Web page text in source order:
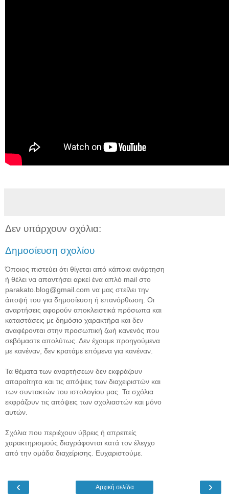
Δεν υπάρχουν σχόλια:
Δημοσίευση σχολίου
Όποιος πιστεύει ότι θίγεται από κάποια ανάρτηση
ή θέλει να απαντήσει αρκεί ένα απλό mail στο
parakato.blog@gmail.com να μας στείλει την
άποψή του για δημοσίευση ή επανόρθωση. Οι
αναρτήσεις αφορούν αποκλειστικά πρόσωπα και
καταστάσεις με δημόσιο χαρακτήρα και δεν
αναφέρονται στην προσωπική ζωή κανενός που
σεβόμαστε απολύτως. Δεν έχουμε προηγούμενα
με κανέναν, δεν κρατάμε επόμενα για κανέναν.
Τα θέματα των αναρτήσεων δεν εκφράζουν
απαραίτητα και τις απόψεις των διαχειριστών και
των συντακτών του ιστολογίου μας. Τα σχόλια
εκφράζουν τις απόψεις των σχολιαστών και μόνο
αυτών.
Σχόλια που περιέχουν ύβρεις ή απρεπείς
χαρακτηρισμούς διαγράφονται κατά τον έλεγχο
από την ομάδα διαχείρισης. Ευχαριστούμε.
‹ ›
Αρχική σελίδα